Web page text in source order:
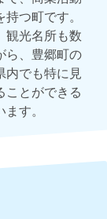
つ町です。
観光名所も数
ら、豊郷町の
内でも特に見
ことができる
す。